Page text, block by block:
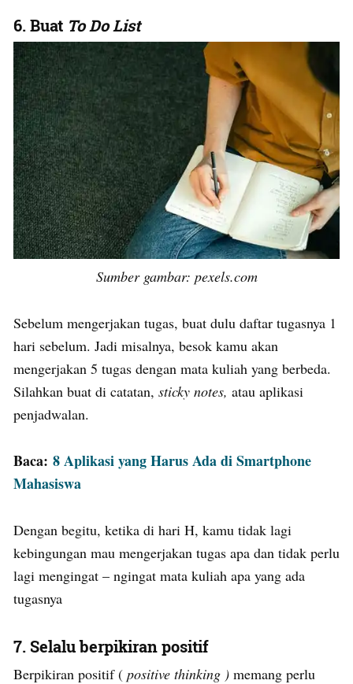
6. Buat To Do List
Sumber gambar: pexels.com
Sebelum mengerjakan tugas, buat dulu daftar tugasnya 1
hari sebelum. Jadi misalnya, besok kamu akan
mengerjakan 5 tugas dengan mata kuliah yang berbeda.
Silahkan buat di catatan, sticky notes, atau aplikasi
penjadwalan.
Baca: 8 Aplikasi yang Harus Ada di Smartphone
Mahasiswa
Dengan begitu, ketika di hari H, kamu tidak lagi
kebingungan mau mengerjakan tugas apa dan tidak perlu
lagi mengingat – ngingat mata kuliah apa yang ada
tugasnya
7. Selalu berpikiran positif
Berpikiran positif ( positive thinking ) memang perlu